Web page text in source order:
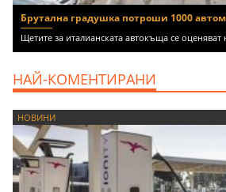
Брутална градушка потроши 1000
Щетите за италианската автокъща се
НАЙ-КОМЕНТИРАНИ
НОВИНИ